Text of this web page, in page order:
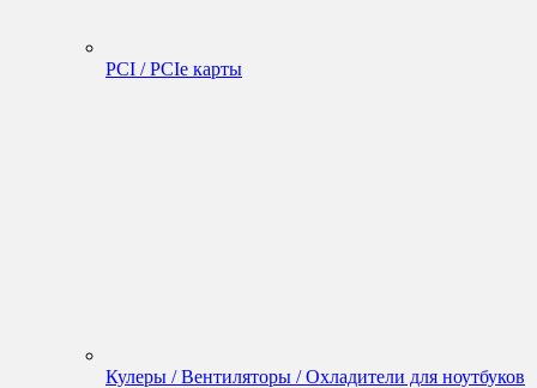
PCI / PCIe карты
Кулеры / Вентиляторы / Охладители для ноутбуков